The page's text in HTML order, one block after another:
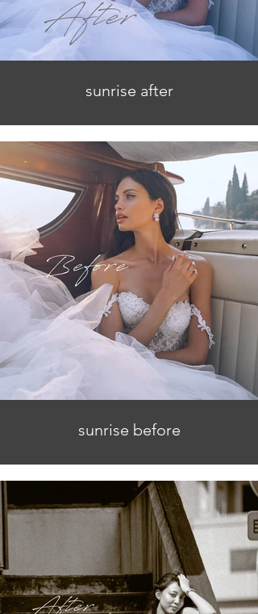
sunrise after
sunrise before